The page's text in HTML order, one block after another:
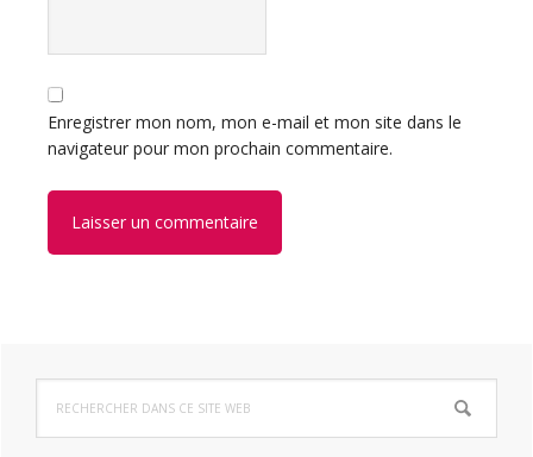
Enregistrer mon nom, mon e-mail et mon site dans le
navigateur pour mon prochain commentaire.
Barre
latérale
dans
ce